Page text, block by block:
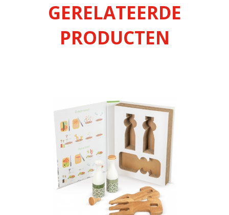
GERELATEERDE
PRODUCTEN